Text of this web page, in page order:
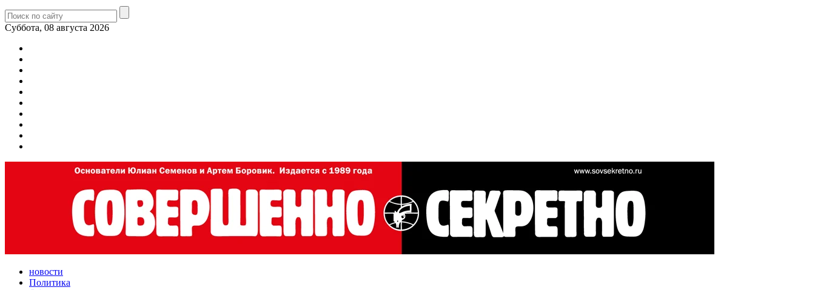
Суббота, 08 августа 2026
новости
Политика